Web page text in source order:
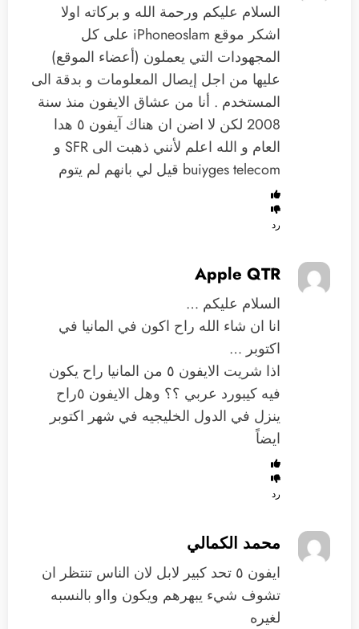
السلام عليكم ورحمة الله و بركاته اولا
اشكر موقع iPhoneoslam على كل
المجهودات التي يعملون (أعضاء الموقع)
عليها من اجل إيصال المعلومات و بدقة الى
المستخدم . أنا من عشاق الايفون منذ سنة
2008 لكن لا اضن ان هناك آيفون ٥ هدا
العام و الله اعلم لأنني ذهبت الى SFR و
buiyges telecom قيل لي بانهم لم يتوم
رد
Apple QTR
السلام عليكم …
انا ان شاء الله راح اكون في المانيا في
اكتوبر …
اذا شريت الايفون ٥ من المانيا راح يكون
فيه كيبورد عربي ؟؟ وهل الايفون ٥راح
ينزل في الدول الخليجيه في شهر اكتوبر
ايضاً
رد
محمد الكمالي
ايفون ٥ تحد كبير لابل لان الناس تنتظر ان
تشوف شيء يبهرهم ويكون وااو بالنسبه
لغيره